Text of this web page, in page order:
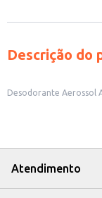
Descrição do
Desodorante Aerossol
Atendimento